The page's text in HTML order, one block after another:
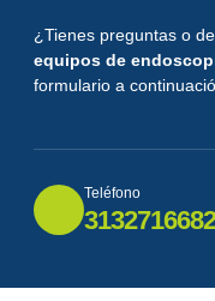
¿Tienes preguntas o
equipos de
formulario a
Teléfono
3132716682